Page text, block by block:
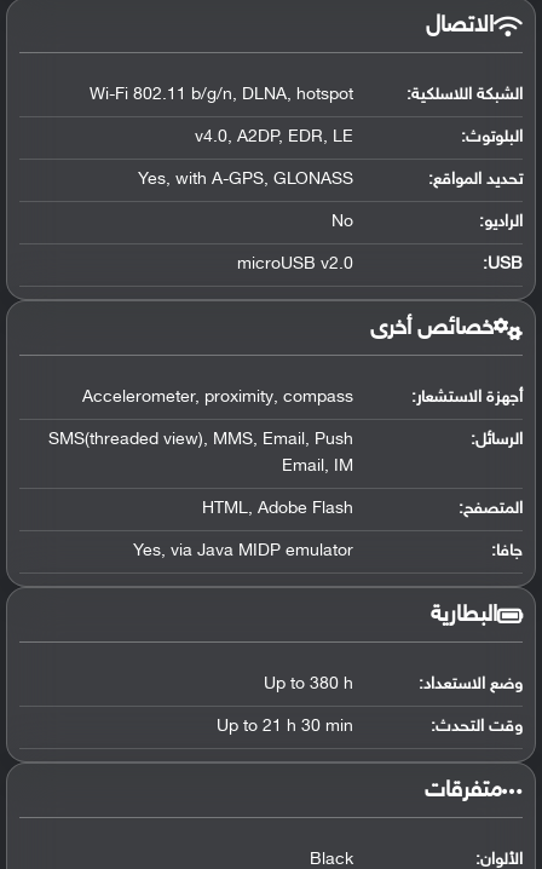
الاتصال
الشبكة اللاسلكية: Wi-Fi 802.11 b/g/n, DLNA, hotspot
البلوتوث:
v4.0, A2DP, EDR, LE
تحديد المواقع:
Yes, with A-GPS, GLONASS
الراديو: No
USB
:
microUSB v2.0
خصائص أخرى
أجهزة الاستشعار: Accelerometer, proximity, compass
الرسائل:
SMS(threaded view), MMS, Email, Push
Email, IM
المتصفح: HTML, Adobe Flash
جافا: Yes, via Java MIDP emulator
البطارية
وضع الاستعداد: Up to 380 h
وقت التحدث: Up to 21 h 30 min
‏متفرقات‏
الألوان: Black